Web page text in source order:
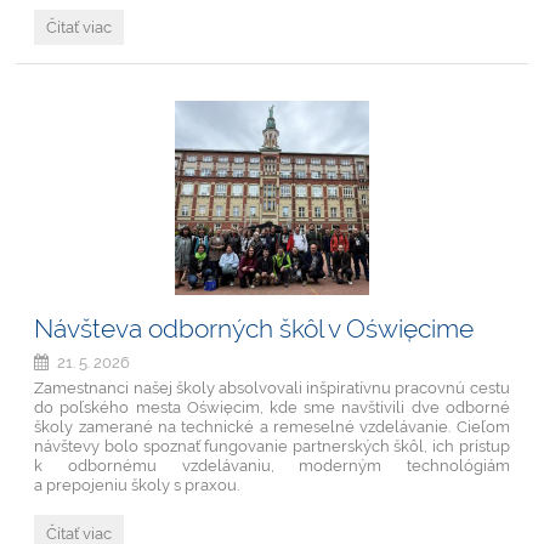
Erasmus+
v
Čítať viac
Návšteva odborných škôl v Oświęcime
21. 5. 2026
Zamestnanci našej školy absolvovali inšpiratívnu pracovnú cestu
do poľského mesta Oświęcim, kde sme navštívili dve odborné
školy zamerané na technické a remeselné vzdelávanie. Cieľom
návštevy bolo spoznať fungovanie partnerských škôl, ich prístup
k odbornému vzdelávaniu, moderným technológiám
a prepojeniu školy s praxou.
Návšteva
Čítať viac